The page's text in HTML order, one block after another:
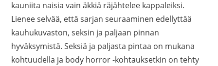
kauniita naisia vain äkkiä räjähtelee kappaleiksi.
Lienee selvää, että sarjan seuraaminen edellyttää
kauhukuvaston, seksin ja paljaan pinnan
hyväksymistä. Seksiä ja paljasta pintaa on mukana
kohtuudella ja body horror -kohtauksetkin on tehty